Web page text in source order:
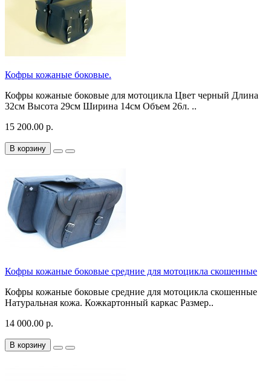
Кофры кожаные боковые.
Кофры кожаные боковые для мотоцикла Цвет черный Длина
32см Высота 29см Ширина 14см Объем 26л. ..
15 200.00 р.
В корзину
Кофры кожаные боковые средние для мотоцикла скошенные
Кофры кожаные боковые средние для мотоцикла скошенные
Натуральная кожа. Кожкартонный каркас Размер..
14 000.00 р.
В корзину